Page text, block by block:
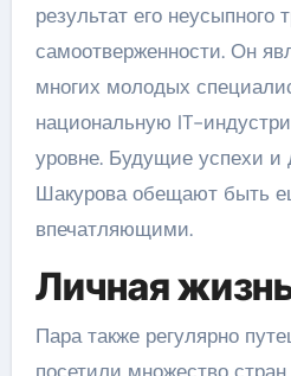
результат его неусыпного
самоотверженности. Он
многих молодых
национальную IT-
уровне. Будущие успехи и
Шакурова обещают быть
впечатляющими.
Личная
Пара также регулярно